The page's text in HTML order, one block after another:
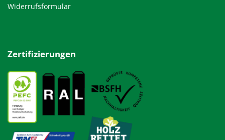
Widerrufsformular
Zertifizierungen